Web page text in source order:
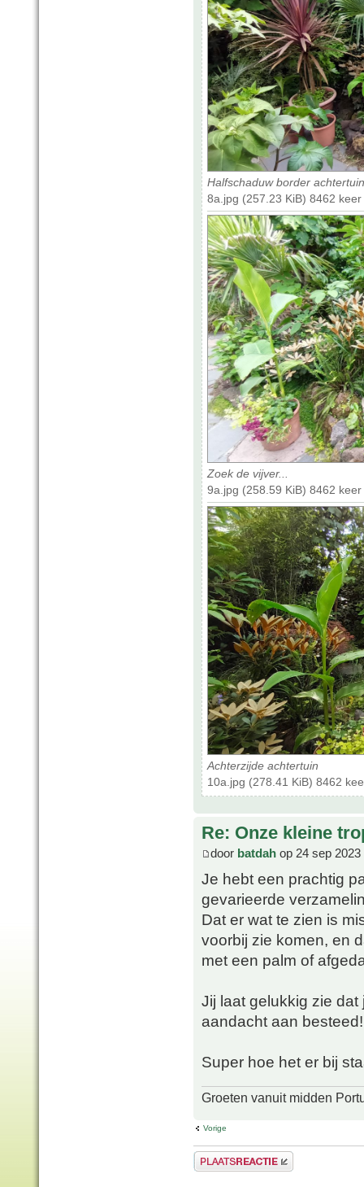
Halfschaduw border achtertuin
8a.jpg (257.23 KiB) 8462
Zoek de vijver...
9a.jpg (258.59 KiB) 8462
Achterzijde achtertuin
10a.jpg (278.41 KiB) 8462
Re: Onze kleine
door batdah op 24 sep 2023
Je hebt een prachtig
gevarieerde
Dat er wat te zien is
voorbij zie komen, en
met een palm of
Jij laat gelukkig zie
aandacht aan besteed!
Super hoe het er bij
Groeten vanuit midden
Vorige
Plaats een reactie